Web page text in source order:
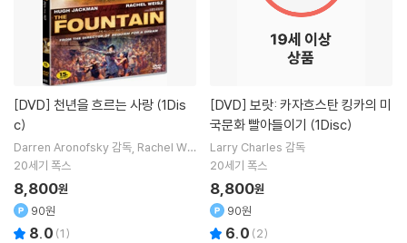
[DVD]
c)
Darren Aronofsky감독 Rachel Wei
sz주연
20세기 폭스
8,800원
90원
8.0 (1)
[DVD]
국문화 빨아들이기 (1Disc)
Larry Charles 감독
20세기 폭스
8,800원
90원
6.0 (2)